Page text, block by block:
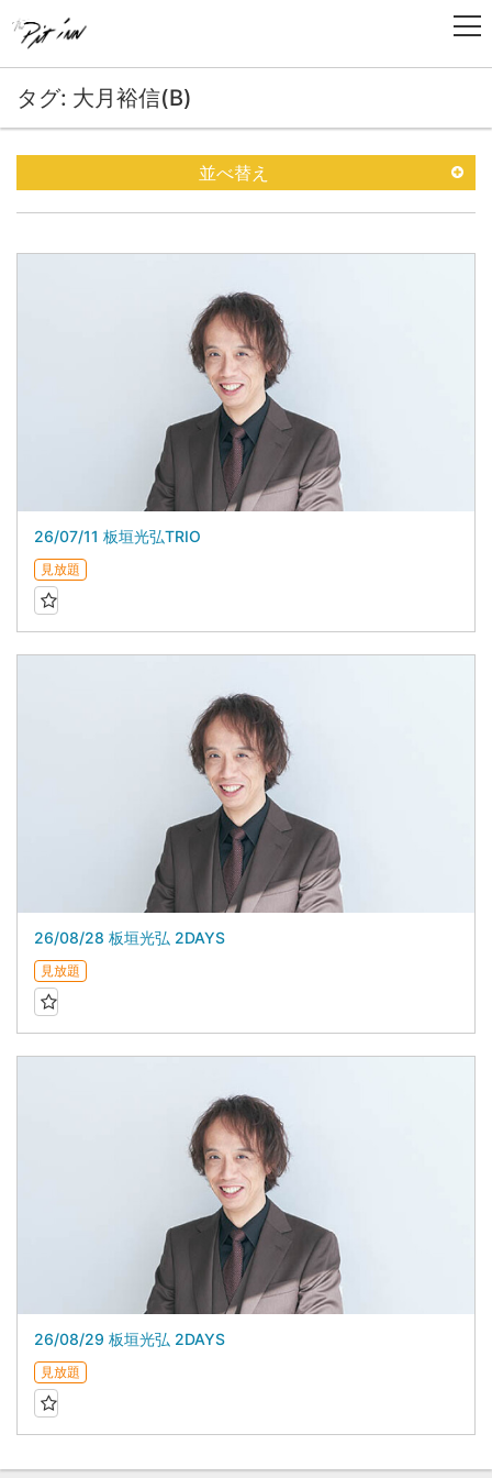
タグ: 大月裕信(B)
並べ替え
26/07/11 板垣光弘TRIO
見放題
26/08/28 板垣光弘 2DAYS
見放題
26/08/29 板垣光弘 2DAYS
見放題